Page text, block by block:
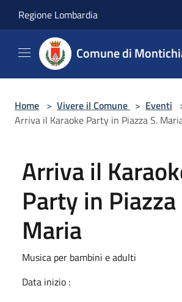
Regione Lombardia
Comune di
Home > Vivere il Comune > Eventi
Arriva il Karaoke Party in Piazza S.
Arriva il
Party in Piazza
Maria
Musica per bambini e adulti
Data inizio :